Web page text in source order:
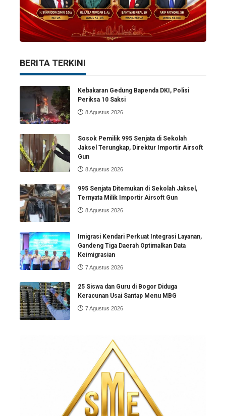
BERITA TERKINI
Kebakaran Gedung Bapenda DKI, Polisi
Periksa 10 Saksi
8 Agustus 2026
Sosok Pemilik 995 Senjata di Sekolah
Jaksel Terungkap, Direktur Importir Airsoft
Gun
8 Agustus 2026
995 Senjata Ditemukan di Sekolah Jaksel,
Ternyata Milik Importir Airsoft Gun
8 Agustus 2026
Imigrasi Kendari Perkuat Integrasi Layanan,
Gandeng Tiga Daerah Optimalkan Data
Keimigrasian
7 Agustus 2026
25 Siswa dan Guru di Bogor Diduga
Keracunan Usai Santap Menu MBG
7 Agustus 2026